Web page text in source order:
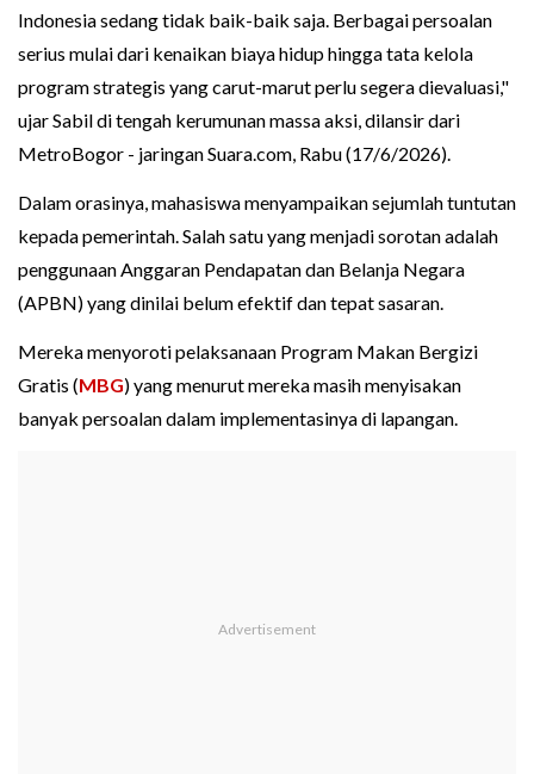
Indonesia sedang tidak baik-baik saja. Berbagai persoalan
serius mulai dari kenaikan biaya hidup hingga tata kelola
program strategis yang carut-marut perlu segera dievaluasi,"
ujar Sabil di tengah kerumunan massa aksi, dilansir dari
MetroBogor - jaringan Suara.com, Rabu (17/6/2026).
Dalam orasinya, mahasiswa menyampaikan sejumlah tuntutan
kepada pemerintah. Salah satu yang menjadi sorotan adalah
penggunaan Anggaran Pendapatan dan Belanja Negara
(APBN) yang dinilai belum efektif dan tepat sasaran.
Mereka menyoroti pelaksanaan Program Makan Bergizi
Gratis (MBG) yang menurut mereka masih menyisakan
banyak persoalan dalam implementasinya di lapangan.